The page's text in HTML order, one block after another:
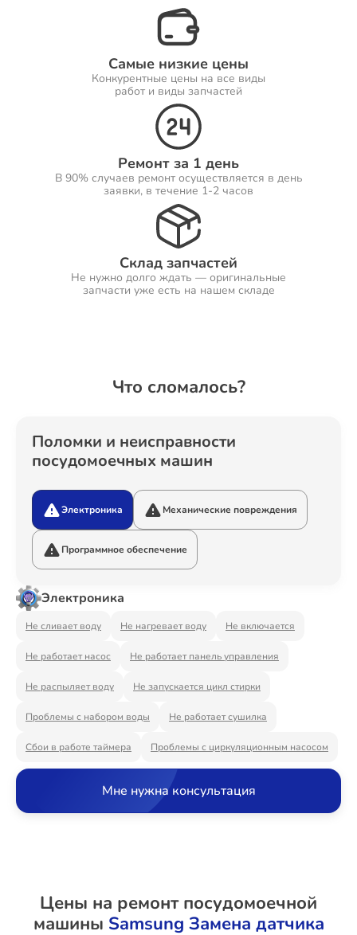
Самые низкие цены
Конкурентные цены на все виды
работ и виды запчастей
Ремонт за 1 день
В 90% случаев ремонт осуществляется в день
заявки, в течение 1-2 часов
Склад запчастей
Не нужно долго ждать — оригинальные
запчасти уже есть на нашем складе
Что сломалось?
Поломки и неисправности
посудомоечных машин
Электроника Механические повреждения
Программное обеспечение
Электроника
Не сливает воду Не нагревает воду Не включается
Не работает насос Не работает панель управления
Не распыляет воду Не запускается цикл стирки
Проблемы с набором воды Не работает сушилка
Сбои в работе таймера Проблемы с циркуляционным насосом
Мне нужна консультация
Цены на ремонт посудомоечной
машины Samsung Замена датчика
Ремонт VR систем
Ремонт Сабвуферов
Ремонт Посудомоечных машин
Ремонт Холодильников
Ремонт Варочных панелей
Ремонт Акустических систем
Ремонт Интерактивных панелей
Ремонт Вытяжек